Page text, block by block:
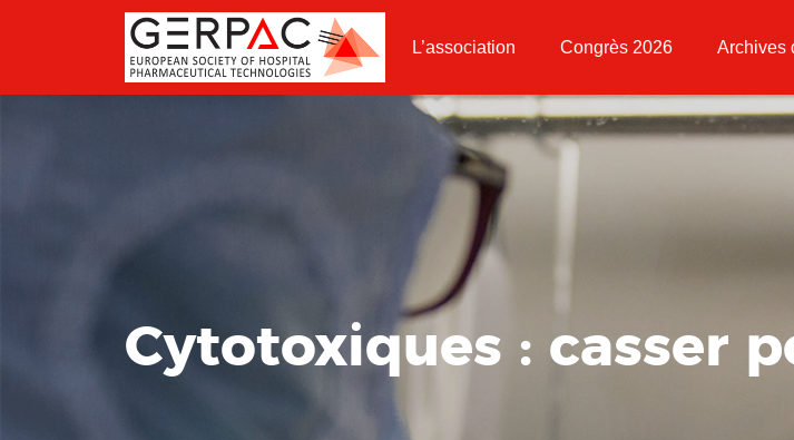
L’association Congrès 2026 Archives
Cytotoxiques : casser